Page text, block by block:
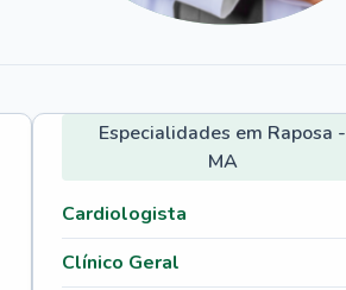
Especialidades em Raposa -
MA
Cardiologista
Clínico Geral